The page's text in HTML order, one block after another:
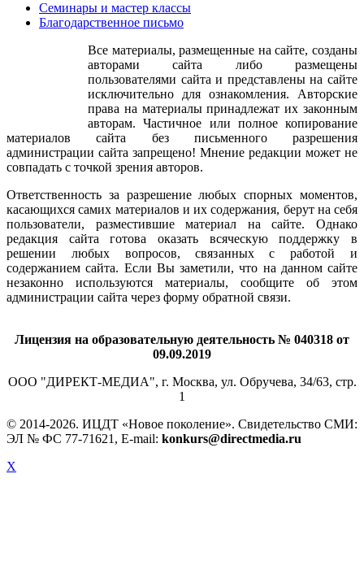
Семинары и мастер классы
Благодарственное письмо
Все материалы, размещенные на сайте, созданы
авторами сайта либо размещены
пользователями сайта и представлены на сайте
исключительно для ознакомления. Авторские
права на материалы принадлежат их законным
авторам. Частичное или полное копирование
материалов сайта без письменного разрешения
администрации сайта запрещено! Мнение редакции может не
совпадать с точкой зрения авторов.
Ответственность за разрешение любых спорных моментов,
касающихся самих материалов и их содержания, берут на себя
пользователи, разместившие материал на сайте. Однако
редакция сайта готова оказать всяческую поддержку в
решении любых вопросов, связанных с работой и
содержанием сайта. Если Вы заметили, что на данном сайте
незаконно используются материалы, сообщите об этом
администрации сайта через форму обратной связи.
Лицензия на образовательную деятельность № 040318 от
09.09.2019
ООО "ДИРЕКТ-МЕДИА", г. Москва, ул. Обручева, 34/63, стр.
1
© 2014-2026. ИЦДТ «Новое поколение». Свидетельство СМИ:
ЭЛ № ФС 77-71621, E-mail: konkurs@directmedia.ru
X